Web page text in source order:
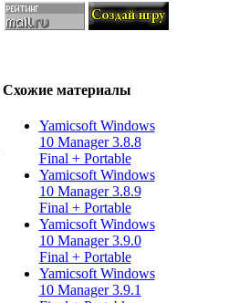
Схожие материалы
Yamicsoft Windows
10 Manager 3.8.8
Final + Portable
Yamicsoft Windows
10 Manager 3.8.9
Final + Portable
Yamicsoft Windows
10 Manager 3.9.0
Final + Portable
Yamicsoft Windows
10 Manager 3.9.1